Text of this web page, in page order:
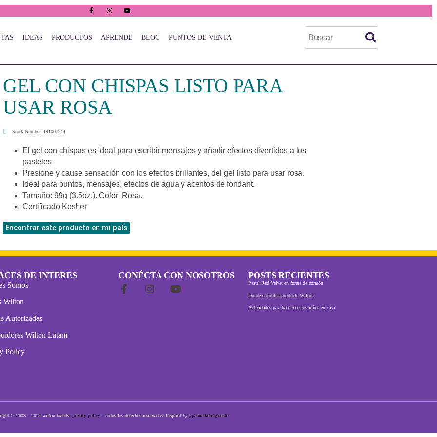
IDEAS PRODUCTOS APRENDE BLOG PUNTOS DE VENTA
GEL CON CHISPAS LISTO PARA
USAR ROSA
Stock Number: 191007944
El gel con chispas es ideal para escribir mensajes y añadir efectos divertidos a los
pasteles
Presione y cause sensación con los efectos brillantes, del gel listo para usar rosa.
Ideal para puntos, mensajes, efectos de agua y acentos de fondant.
Tamaño: 99g (3.5oz.). Color: Rosa.
Certificado Kosher
Encontrar este producto en mi país
DE INTERES
Somos
Wilton
Autorizadas
Wilton Latam
Policy
CONÉCTA CON NOSOTROS POSTS RECIENTES
Pastel Red Velvet en forma de corazón
Donde encontrar producto Wilton
Actividades para hacer con los niños en casa
© 2003 – 2024 wilton brands. privacy policy– todos los derechos reservados. Inspired by ypa marketing center